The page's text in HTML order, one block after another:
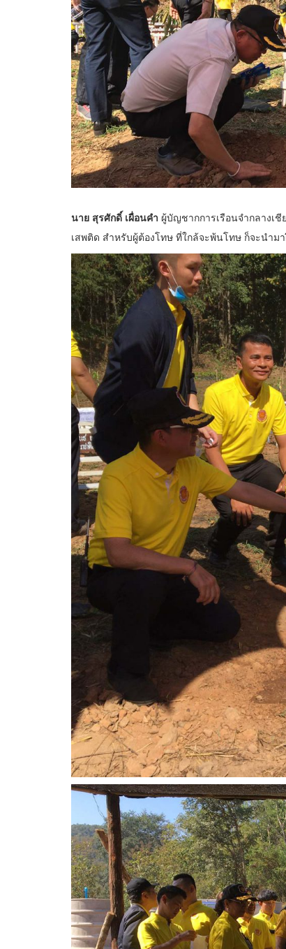
นาย สุรศักดิ์ เผื่อนคำ ผู้บัญชากการเรือนจำกลางเ
เสพติด สำหรับผู้ต้องโทษ ที่ใกล้จะพ้นโทษ ก็จะนำ